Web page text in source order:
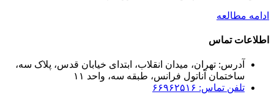
ادامه مطالعه
اطلاعات تماس
آدرس: تهران، میدان انقلاب، ابتدای خیابان قدس، پلاک سه،
ساختمان آناتول فرانس، طبقه سه، واحد ۱۱
تلفن تماس: ۶۶۹۶۲۵۱۶